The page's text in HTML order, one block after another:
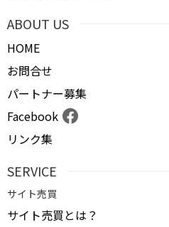
ABOUT US
HOME
お問合せ
パートナー募集
Facebook
リンク集
SERVICE
サイト売買
サイト売買とは？